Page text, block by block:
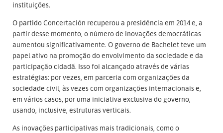
instituições.
O partido Concertación recuperou a presidência em 2014 e, a
partir desse momento, o número de inovações democráticas
aumentou significativamente. O governo de Bachelet teve um
papel ativo na promoção do envolvimento da sociedade e da
participação cidadã. Isso foi alcançado através de várias
estratégias: por vezes, em parceria com organizações da
sociedade civil, às vezes com organizações internacionais e,
em vários casos, por uma iniciativa exclusiva do governo,
usando, inclusive, estruturas verticais.
As inovações participativas mais tradicionais, como o